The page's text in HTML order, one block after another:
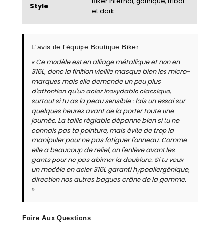
Style
et dark
L'avis de l'équipe Boutique Biker
« Ce modèle est en alliage métallique et non en
316L, donc la finition vieillie masque bien les micro-
marques mais elle demande un peu plus
d'attention qu'un acier inoxydable classique,
surtout si tu as la peau sensible : fais un essai sur
quelques heures avant de la porter toute une
journée. La taille réglable dépanne bien si tu ne
connais pas ta pointure, mais évite de trop la
manipuler pour ne pas fatiguer l'anneau. Comme
elle a beaucoup de relief, on l'enlève avant les
gants pour ne pas abîmer la doublure. Si tu veux
un modèle en acier 316L garanti hypoallergénique,
direction nos autres bagues crâne de la gamme.
»
Foire Aux Questions